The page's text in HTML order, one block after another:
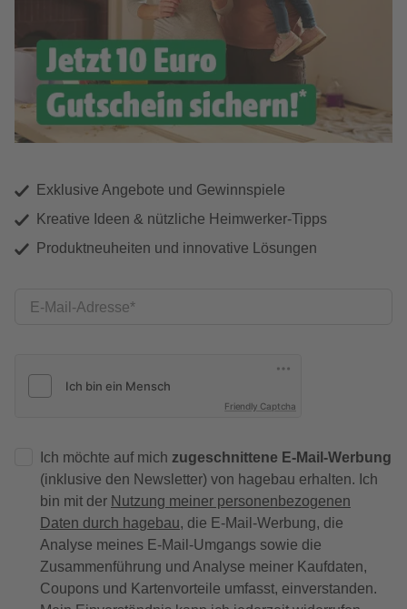
Exklusive Angebote und Gewinnspiele
Kreative Ideen & nützliche Heimwerker-Tipps
Produktneuheiten und innovative Lösungen
E-Mail-Adresse
Friendly Captcha
Ich möchte auf mich zugeschnittene E-Mail-Werbung
(inklusive den Newsletter) von hagebau erhalten. Ich
bin mit der Nutzung meiner personenbezogenen
Daten durch hagebau, die E-Mail-Werbung, die
Analyse meines E-Mail-Umgangs sowie die
Zusammenführung und Analyse meiner Kaufdaten,
Coupons und Kartenvorteile umfasst, einverstanden.